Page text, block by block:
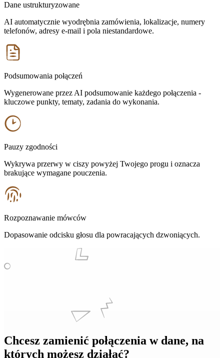
Dane ustrukturyzowane
AI automatycznie wyodrębnia zamówienia, lokalizacje, numery
telefonów, adresy e-mail i pola niestandardowe.
Podsumowania połączeń
Wygenerowane przez AI podsumowanie każdego połączenia -
kluczowe punkty, tematy, zadania do wykonania.
Pauzy zgodności
Wykrywa przerwy w ciszy powyżej Twojego progu i oznacza
brakujące wymagane pouczenia.
Rozpoznawanie mówców
Dopasowanie odcisku głosu dla powracających dzwoniących.
Chcesz zamienić połączenia w dane, na
których możesz działać?